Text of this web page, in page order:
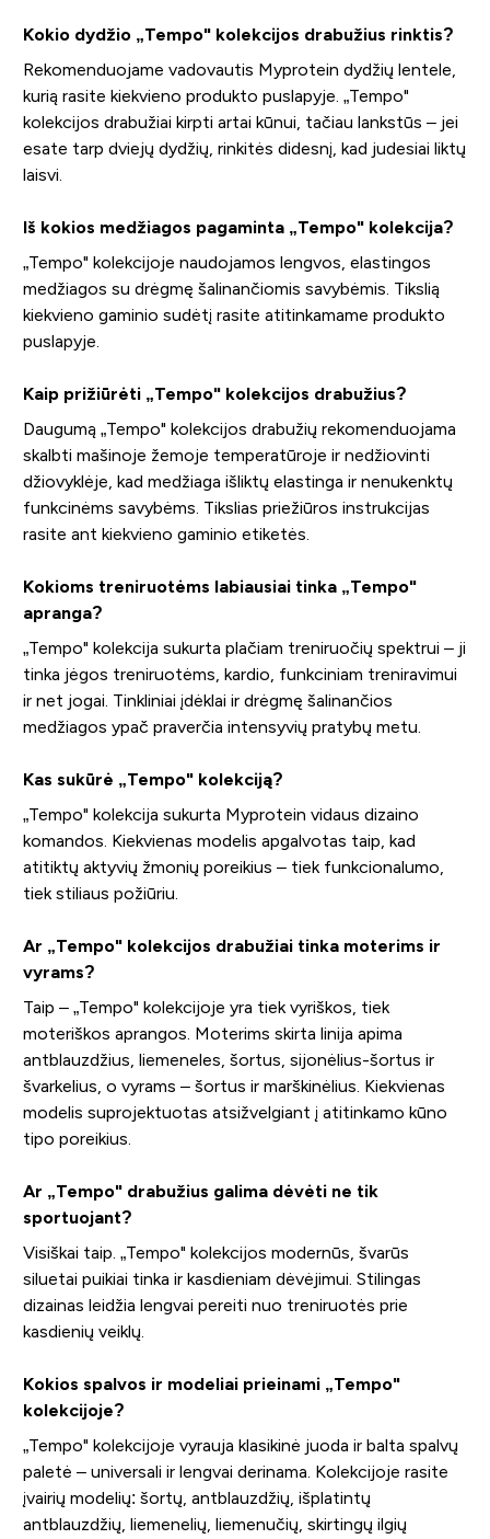
Kokio dydžio „Tempo" kolekcijos drabužius rinktis?
Rekomenduojame vadovautis Myprotein dydžių lentele,
kurią rasite kiekvieno produkto puslapyje. „Tempo"
kolekcijos drabužiai kirpti artai kūnui, tačiau lankstūs – jei
esate tarp dviejų dydžių, rinkitės didesnį, kad judesiai liktų
laisvi.
Iš kokios medžiagos pagaminta „Tempo" kolekcija?
„Tempo" kolekcijoje naudojamos lengvos, elastingos
medžiagos su drėgmę šalinančiomis savybėmis. Tikslią
kiekvieno gaminio sudėtį rasite atitinkamame produkto
puslapyje.
Kaip prižiūrėti „Tempo" kolekcijos drabužius?
Daugumą „Tempo" kolekcijos drabužių rekomenduojama
skalbti mašinoje žemoje temperatūroje ir nedžiovinti
džiovyklėje, kad medžiaga išliktų elastinga ir nenukenktų
funkcinėms savybėms. Tikslias priežiūros instrukcijas
rasite ant kiekvieno gaminio etiketės.
Kokioms treniruotėms labiausiai tinka „Tempo"
apranga?
„Tempo" kolekcija sukurta plačiam treniruočių spektrui – ji
tinka jėgos treniruotėms, kardio, funkciniam treniravimui
ir net jogai. Tinkliniai įdėklai ir drėgmę šalinančios
medžiagos ypač praverčia intensyvių pratybų metu.
Kas sukūrė „Tempo" kolekciją?
„Tempo" kolekcija sukurta Myprotein vidaus dizaino
komandos. Kiekvienas modelis apgalvotas taip, kad
atitiktų aktyvių žmonių poreikius – tiek funkcionalumo,
tiek stiliaus požiūriu.
Ar „Tempo" kolekcijos drabužiai tinka moterims ir
vyrams?
Taip – „Tempo" kolekcijoje yra tiek vyriškos, tiek
moteriškos aprangos. Moterims skirta linija apima
antblauzdžius, liemeneles, šortus, sijonėlius-šortus ir
švarkelius, o vyrams – šortus ir marškinėlius. Kiekvienas
modelis suprojektuotas atsižvelgiant į atitinkamo kūno
tipo poreikius.
Ar „Tempo" drabužius galima dėvėti ne tik
sportuojant?
Visiškai taip. „Tempo" kolekcijos modernūs, švarūs
siluetai puikiai tinka ir kasdieniam dėvėjimui. Stilingas
dizainas leidžia lengvai pereiti nuo treniruotės prie
kasdienių veiklų.
Kokios spalvos ir modeliai prieinami „Tempo"
kolekcijoje?
„Tempo" kolekcijoje vyrauja klasikinė juoda ir balta spalvų
paletė – universali ir lengvai derinama. Kolekcijoje rasite
įvairių modelių: šortų, antblauzdžių, išplatintų
antblauzdžių, liemenelių, liemenučių, skirtingų ilgių